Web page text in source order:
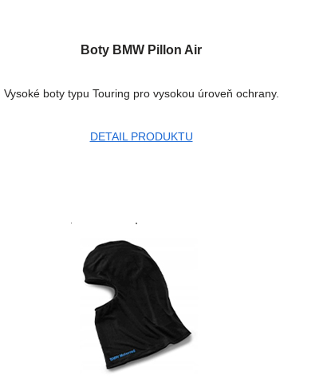
Boty BMW Pillon Air
Vysoké boty typu Touring pro vysokou úroveň ochrany.
DETAIL PRODUKTU